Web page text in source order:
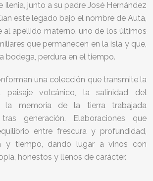
Ilenia, junto a su padre José Hernández
este legado bajo el nombre de Auta,
al apellido materno, uno de los últimos
que permanecen en la isla y que,
bodega, perdura en el tiempo.
una colección que transmite la
paisaje volcánico, la salinidad del
la memoria de la tierra trabajada
tras generación. Elaboraciones que
entre frescura y profundidad,
y tiempo, dando lugar a vinos con
honestos y llenos de carácter.